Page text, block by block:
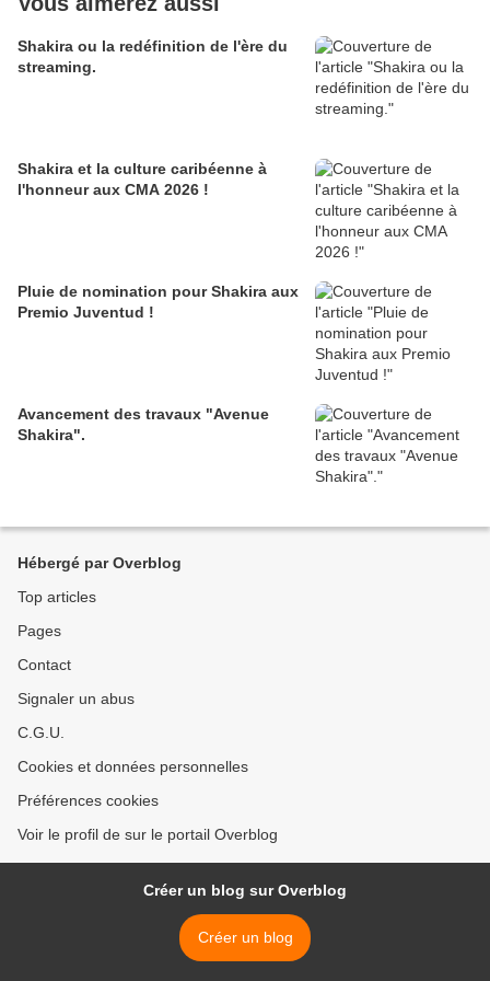
Shakira ou la redéfinition de l'ère du
streaming.
Shakira et la culture caribéenne à
l'honneur aux CMA 2026 !
Pluie de nomination pour Shakira aux
Premio Juventud !
Avancement des travaux "Avenue
Shakira".
Hébergé par Overblog
Top articles
Pages
Contact
Signaler un abus
C.G.U.
Cookies et données personnelles
Préférences cookies
Voir le profil de sur le portail Overblog
Créer un blog sur Overblog
Créer un blog